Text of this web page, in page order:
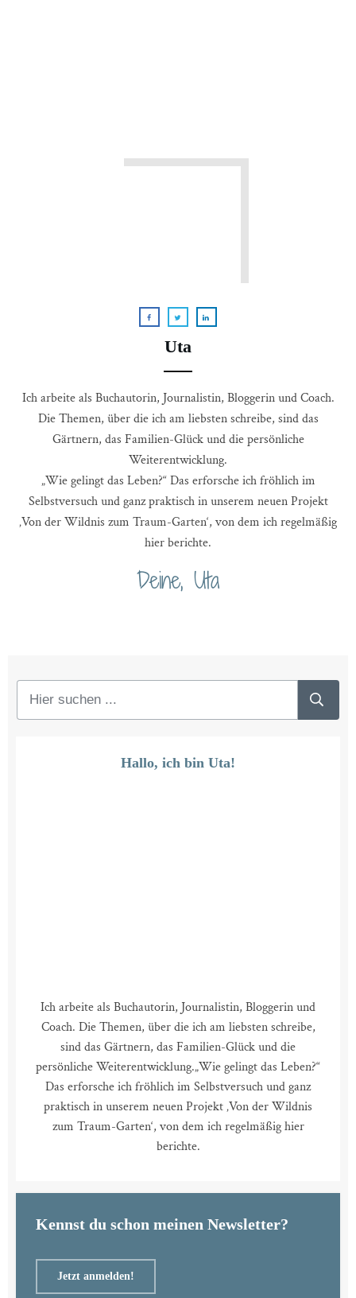
Uta
Ich arbeite als Buchautorin, Journalistin, Bloggerin und Coach.
Die Themen, über die ich am liebsten schreibe, sind das
Gärtnern, das Familien-Glück und die persönliche
Weiterentwicklung.
„Wie gelingt das Leben?“ Das erforsche ich fröhlich im
Selbstversuch und ganz praktisch in unserem neuen Projekt
‚Von der Wildnis zum Traum-Garten‘, von dem ich regelmäßig
hier berichte.
Deine, Uta
Hallo, ich bin Uta!
Ich arbeite als Buchautorin, Journalistin, Bloggerin und
Coach. Die Themen, über die ich am liebsten schreibe,
sind das Gärtnern, das Familien-Glück und die
persönliche Weiterentwicklung.„Wie gelingt das Leben?“
Das erforsche ich fröhlich im Selbstversuch und ganz
praktisch in unserem neuen Projekt ‚Von der Wildnis
zum Traum-Garten‘, von dem ich regelmäßig hier
berichte.
Kennst du schon meinen Newsletter?
Jetzt anmelden!